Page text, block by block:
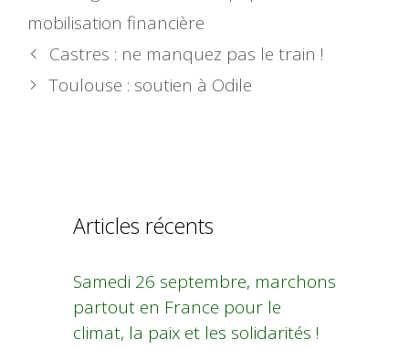
mobilisation financière
Castres : ne manquez pas le train !
Toulouse : soutien à Odile
Articles récents
Samedi 26 septembre, marchons
partout en France pour le
climat, la paix et les solidarités !